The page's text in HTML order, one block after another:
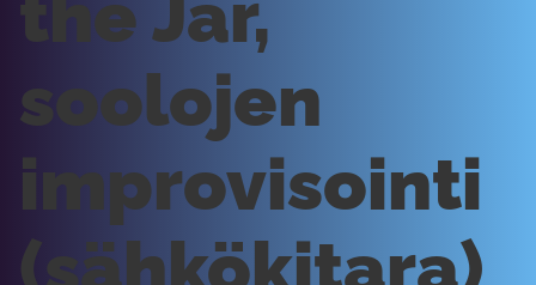
the Jar,
soolojen
improvisointi
(sähkökitara)